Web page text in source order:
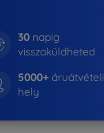
30napig
visszaküldheted
5000+áruátvételi
hely